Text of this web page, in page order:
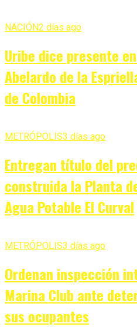
NACIÓN2 días ago
Uribe dice presente
Abelardo de la
de Colombia
METRÓPOLIS3 días ago
Entregan título del
construida la Planta
Agua Potable El Curval
METRÓPOLIS3 días ago
Ordenan inspección
Marina Club ante
sus ocupantes